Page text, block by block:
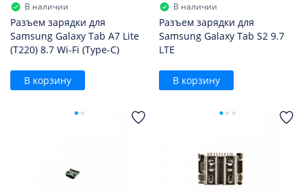
В наличии
Разъем зарядки для
Samsung Galaxy Tab A7 Lite
(T220) 8.7 Wi-Fi (Type-C)
В корзину
В наличии
Разъем зарядки для
Samsung Galaxy Tab S2 9.7
LTE
В корзину